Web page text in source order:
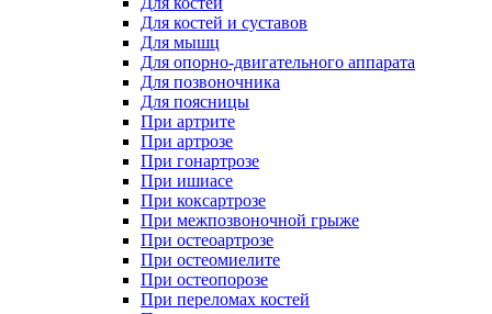
Для костей и суставов
Для мышц
Для опорно-двигательного аппарата
Для позвоночника
Для поясницы
При артрите
При артрозе
При гонартрозе
При ишиасе
При коксартрозе
При межпозвоночной грыже
При остеоартрозе
При остеомиелите
При остеопорозе
При переломах костей